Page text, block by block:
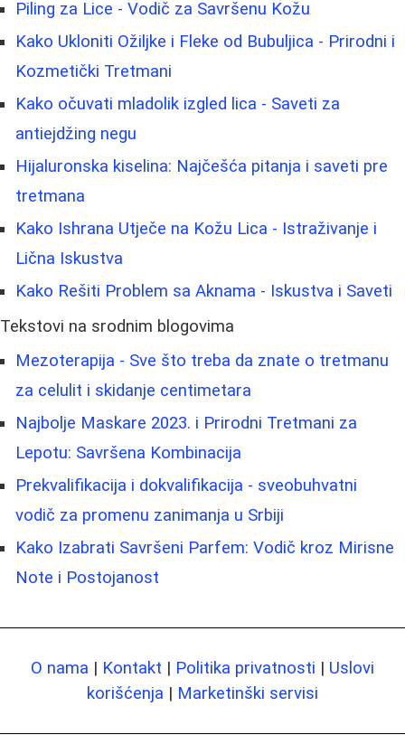
Piling za Lice - Vodič za Savršenu Kožu
Kako Ukloniti Ožiljke i Fleke od Bubuljica - Prirodni i
Kozmetički Tretmani
Kako očuvati mladolik izgled lica - Saveti za
antiejdžing negu
Hijaluronska kiselina: Najčešća pitanja i saveti pre
tretmana
Kako Ishrana Utječe na Kožu Lica - Istraživanje i
Lična Iskustva
Kako Rešiti Problem sa Aknama - Iskustva i Saveti
Tekstovi na srodnim blogovima
Mezoterapija - Sve što treba da znate o tretmanu
za celulit i skidanje centimetara
Najbolje Maskare 2023. i Prirodni Tretmani za
Lepotu: Savršena Kombinacija
Prekvalifikacija i dokvalifikacija - sveobuhvatni
vodič za promenu zanimanja u Srbiji
Kako Izabrati Savršeni Parfem: Vodič kroz Mirisne
Note i Postojanost
O nama | Kontakt | Politika privatnosti | Uslovi
korišćenja | Marketinški servisi